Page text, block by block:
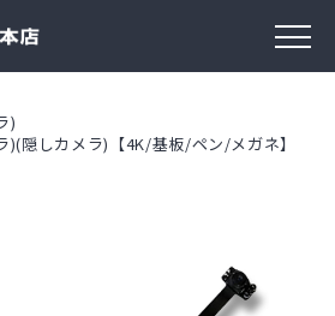
)
)(隠しカメラ)【4K/基板/ペン/メガネ】